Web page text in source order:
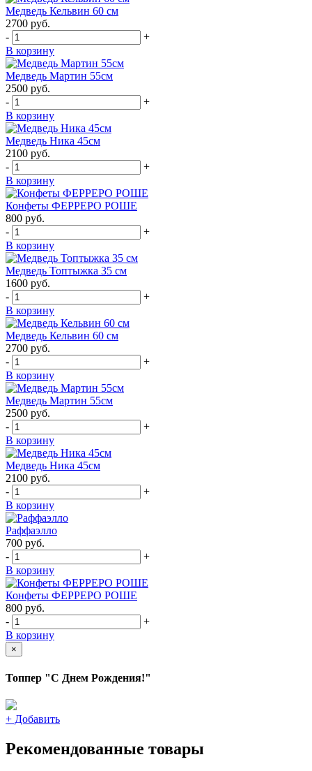
Медведь Кельвин 60 см
2700 руб.
-
+
В корзину
Медведь Мартин 55см
2500 руб.
-
+
В корзину
Медведь Ника 45см
2100 руб.
-
+
В корзину
Конфеты ФЕРРЕРО РОШЕ
800 руб.
-
+
В корзину
Медведь Топтыжка 35 см
1600 руб.
-
+
В корзину
Медведь Кельвин 60 см
2700 руб.
-
+
В корзину
Медведь Мартин 55см
2500 руб.
-
+
В корзину
Медведь Ника 45см
2100 руб.
-
+
В корзину
Раффаэлло
700 руб.
-
+
В корзину
Конфеты ФЕРРЕРО РОШЕ
800 руб.
-
+
В корзину
×
Топпер "С Днем Рождения!"
+ Добавить
Рекомендованные товары